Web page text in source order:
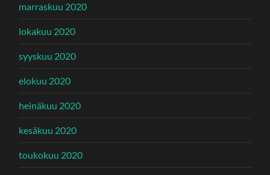
marraskuu 2020
lokakuu 2020
syyskuu 2020
elokuu 2020
heinäkuu 2020
kesäkuu 2020
toukokuu 2020